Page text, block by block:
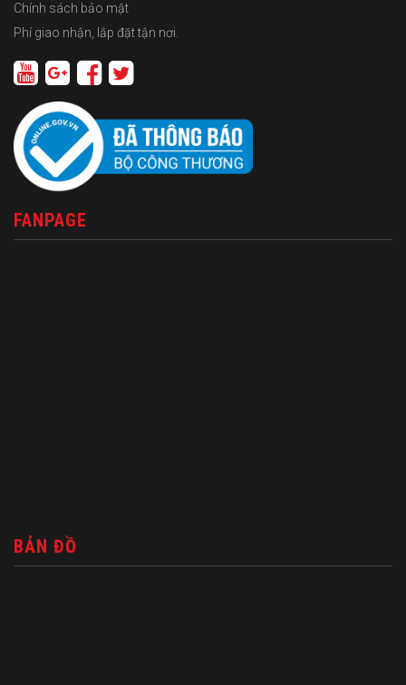
Chính sách bảo mật
Phí giao nhận, lắp đặt tận nơi.
FANPAGE
BẢN ĐỒ